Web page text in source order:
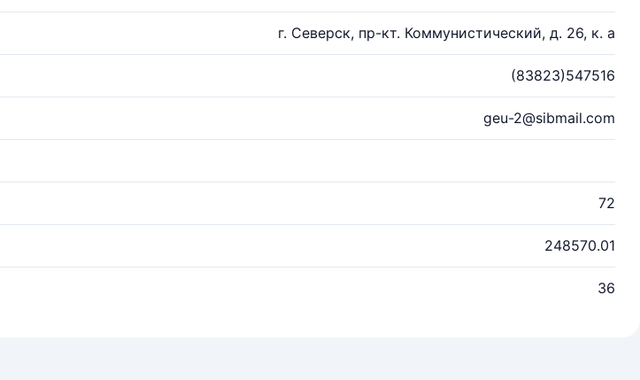
г. Северск, пр-кт. Коммунистический, д. 26, к. а
(83823)547516
geu-2@sibmail.com
72
248570.01
36